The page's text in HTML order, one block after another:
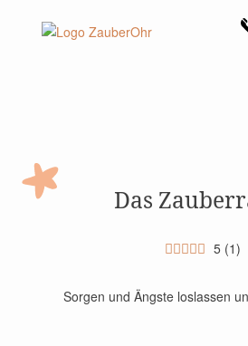
Das
5 (1)
Sorgen und Ängste loslassen